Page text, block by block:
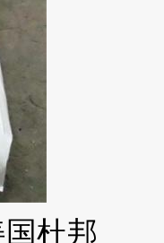
杜邦